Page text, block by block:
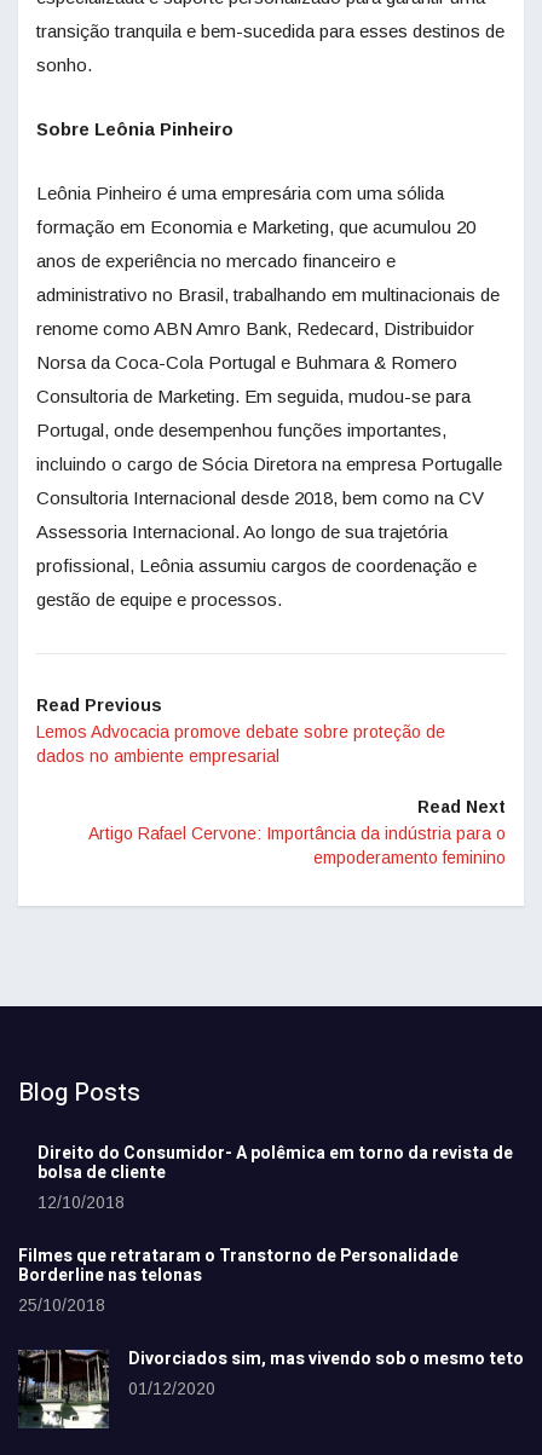
transição tranquila e bem-sucedida para esses destinos de
sonho.
Sobre Leônia Pinheiro
Leônia Pinheiro é uma empresária com uma sólida
formação em Economia e Marketing, que acumulou 20
anos de experiência no mercado financeiro e
administrativo no Brasil, trabalhando em multinacionais de
renome como ABN Amro Bank, Redecard, Distribuidor
Norsa da Coca-Cola Portugal e Buhmara & Romero
Consultoria de Marketing. Em seguida, mudou-se para
Portugal, onde desempenhou funções importantes,
incluindo o cargo de Sócia Diretora na empresa Portugalle
Consultoria Internacional desde 2018, bem como na CV
Assessoria Internacional. Ao longo de sua trajetória
profissional, Leônia assumiu cargos de coordenação e
gestão de equipe e processos.
Read Previous
Lemos Advocacia promove debate sobre proteção de
dados no ambiente empresarial
Read Next
Artigo Rafael Cervone: Importância da indústria para o
empoderamento feminino
Blog Posts
Direito do Consumidor- A polêmica em torno da revista de
bolsa de cliente
12/10/2018
Filmes que retrataram o Transtorno de Personalidade
Borderline nas telonas
25/10/2018
Divorciados sim, mas vivendo sob o mesmo teto
01/12/2020